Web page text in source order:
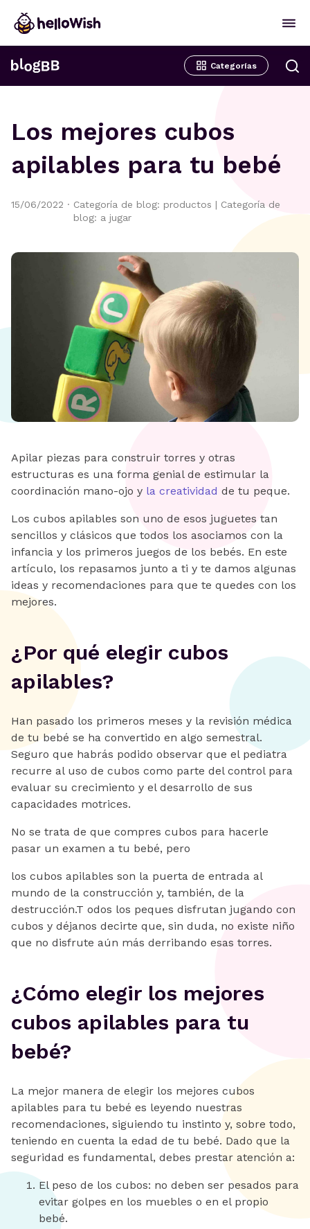
Categorías
Los mejores cubos
apilables para tu bebé
15/06/2022 · Categoría de blog: productos | Categoría de
blog: a jugar
Apilar piezas para construir torres y otras
estructuras es una forma genial de estimular la
coordinación mano-ojo y la creatividad de tu peque.
Los cubos apilables son uno de esos juguetes tan
sencillos y clásicos que todos los asociamos con la
infancia y los primeros juegos de los bebés. En este
artículo, los repasamos junto a ti y te damos algunas
ideas y recomendaciones para que te quedes con los
mejores.
¿Por qué elegir cubos
apilables?
Han pasado los primeros meses y la revisión médica
de tu bebé se ha convertido en algo semestral.
Seguro que habrás podido observar que el pediatra
recurre al uso de cubos como parte del control para
evaluar su crecimiento y el desarrollo de sus
capacidades motrices.
No se trata de que compres cubos para hacerle
pasar un examen a tu bebé, pero
los cubos apilables son la puerta de entrada al
mundo de la construcción y, también, de la
destrucción.T odos los peques disfrutan jugando con
cubos y déjanos decirte que, sin duda, no existe niño
que no disfrute aún más derribando esas torres.
¿Cómo elegir los mejores
cubos apilables para tu
bebé?
La mejor manera de elegir los mejores cubos
apilables para tu bebé es leyendo nuestras
recomendaciones, siguiendo tu instinto y, sobre todo,
teniendo en cuenta la edad de tu bebé. Dado que la
seguridad es fundamental, debes prestar atención a:
El peso de los cubos: no deben ser pesados para
evitar golpes en los muebles o en el propio
bebé.